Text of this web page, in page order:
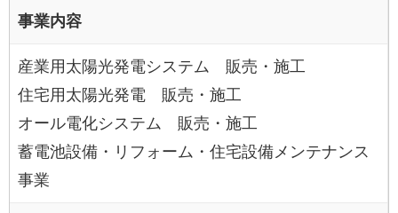
事業内容
産業用太陽光発電システム 販売・施工
住宅用太陽光発電 販売・施工
オール電化システム 販売・施工
蓄電池設備・リフォーム・住宅設備メンテナンス
事業